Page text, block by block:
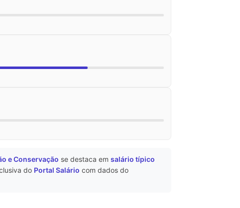
e Conservação se destaca em salário típico
do Portal Salário com dados do